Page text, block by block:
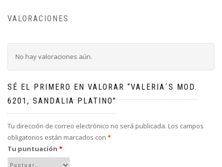
VALORACIONES
No hay valoraciones aún.
SÉ EL PRIMERO EN VALORAR “VALERIA´S MOD.
6201, SANDALIA PLATINO”
Tu dirección de correo electrónico no será publicada. Los campos
obligatorios están marcados con *
Tu puntuación *